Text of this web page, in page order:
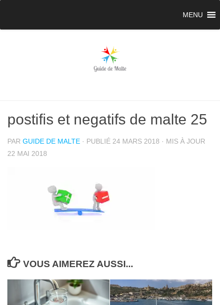
MENU
postifis et negatifs de malte 25
PAR GUIDE DE MALTE · PUBLIÉ 24 MARS 2018 · MIS À JOUR
22 MAI 2018
VOUS AIMEREZ AUSSI...